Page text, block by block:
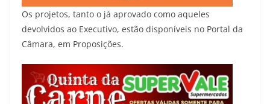
Os projetos, tanto o já aprovado como aqueles
devolvidos ao Executivo, estão disponíveis no Portal da
Câmara, em Proposições.